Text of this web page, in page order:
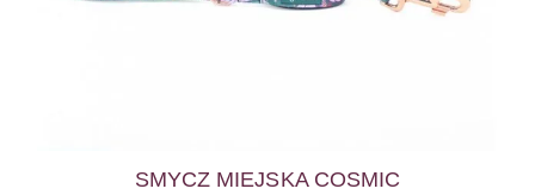
SMYCZ MIEJSKA COSMIC